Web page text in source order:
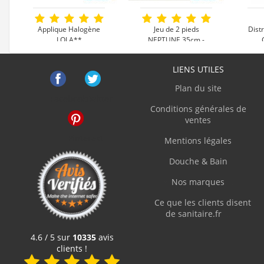
"La
prix les
"Produit
"Site
Applique Halogène
LOLA**
5,90 €
Jeu de 2 pieds
NEPTUNE 35cm -
25 €
Voir le produit
4.6 / 5 sur 10335avis
clients !
LIENS UTILES
Plan du site
Conditions générales de
ventes
Mentions légales
Douche & Bain
Nos marques
Ce que les clients disent
de sanitaire.fr